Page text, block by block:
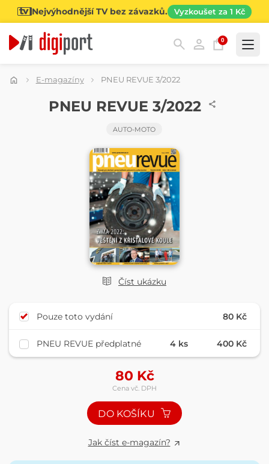
Nejvýhodnější TV bez závazků. Vyzkoušet za 1 Kč
0
Kategorie
E-magazíny PNEU REVUE 3/2022
Číst ukázku
PNEU REVUE 3/2022
AUTO-MOTO
Pouze toto vydání 80 Kč
PNEU REVUE předplatné 4 ks 400 Kč
80 Kč
Cena vč. DPH
DO KOŠÍKU
Jak číst e-magazín?